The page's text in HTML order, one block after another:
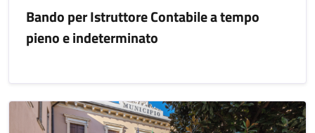
Bando per Istruttore Contabile a tempo
pieno e indeterminato